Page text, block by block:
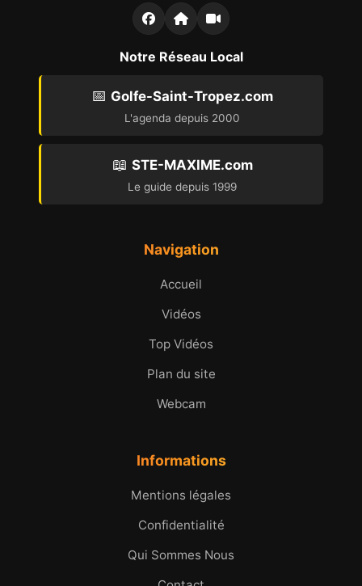
Notre Réseau Local
📅 Golfe-Saint-Tropez.com
L'agenda depuis 2000
📖 STE-MAXIME.com
Le guide depuis 1999
Navigation
Accueil
Vidéos
Top Vidéos
Plan du site
Webcam
Informations
Mentions légales
Confidentialité
Qui Sommes Nous